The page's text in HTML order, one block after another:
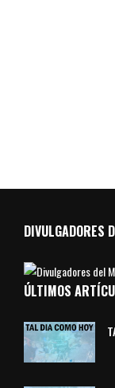
DIVULGADORES
ÚLTIMOS